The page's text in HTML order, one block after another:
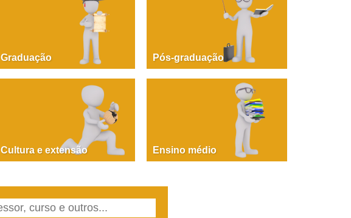
PAOLA GIUSTINA BACCIN
Dire, fare, partire! Aula 1 – parte 1
Graduação Pós-graduação
Cultura e extensão Ensino médio